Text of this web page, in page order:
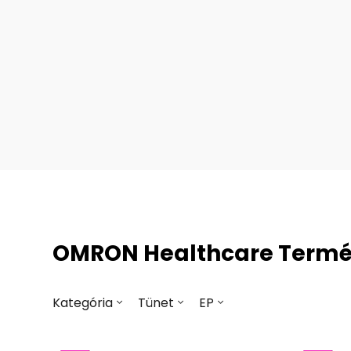
OMRON Healthcare
Kategória Tünet EP